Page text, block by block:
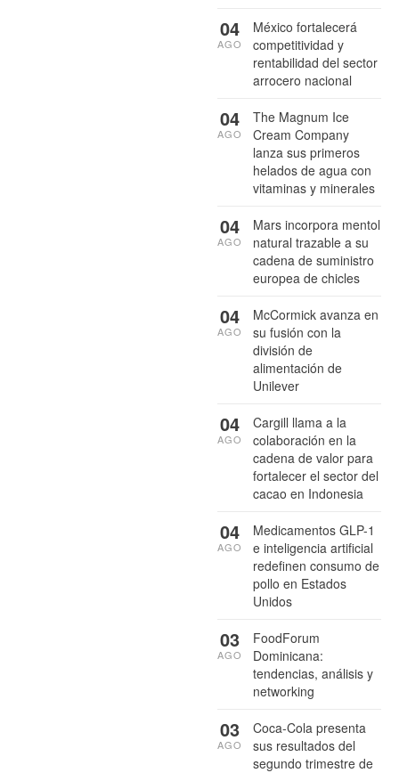
México fortalecerá
competitividad y
rentabilidad del sector
arrocero nacional
04
AGO
The Magnum Ice
Cream Company
lanza sus primeros
helados de agua con
vitaminas y minerales
04
AGO
Mars incorpora mentol
natural trazable a su
cadena de suministro
europea de chicles
04
AGO
McCormick avanza en
su fusión con la
división de
alimentación de
Unilever
04
AGO
Cargill llama a la
colaboración en la
cadena de valor para
fortalecer el sector del
cacao en Indonesia
04
AGO
Medicamentos GLP-1
e inteligencia artificial
redefinen consumo de
pollo en Estados
Unidos
04
AGO
FoodForum
Dominicana:
tendencias, análisis y
networking
03
AGO
Coca-Cola presenta
sus resultados del
segundo trimestre de
03
AGO